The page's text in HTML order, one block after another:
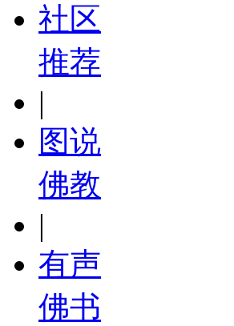
社区
推荐
|
图说
佛教
|
有声
佛书